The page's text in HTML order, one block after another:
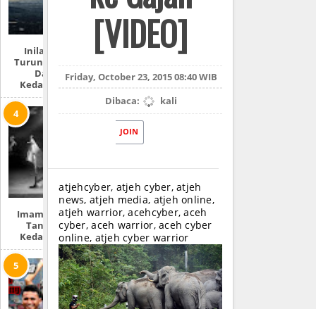
Inilah Tempat
Turunnya Nabi Isa
Dan 7 Ciri
Kedatangannya
Imam Mahdi Dan
Tanda-Tanda
Kedatangannya
[VIDEO]
Friday, October 23, 2015 08:40 WIB
Dibaca:
kali
JOIN
atjehcyber, atjeh cyber, atjeh
news, atjeh media, atjeh online,
atjeh warrior, acehcyber, aceh
cyber, aceh warrior, aceh cyber
online, atjeh cyber warrior